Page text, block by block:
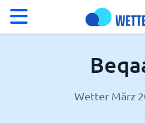
Wetter in BeqaaWetter März